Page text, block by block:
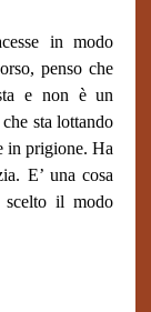
in modo
penso che
e non è un
sta lottando
in prigione. Ha
E’ una cosa
il modo